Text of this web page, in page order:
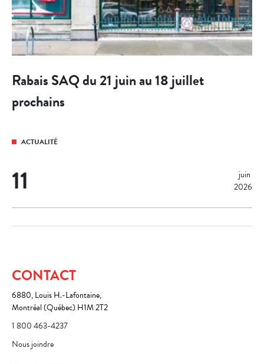
Rabais SAQ du 21 juin au 18 juillet
prochains
ACTUALITÉ
11
juin
2026
CONTACT
6880, Louis H.-Lafontaine,
Montréal (Québec) H1M 2T2
1 800 463-4237
Nous joindre